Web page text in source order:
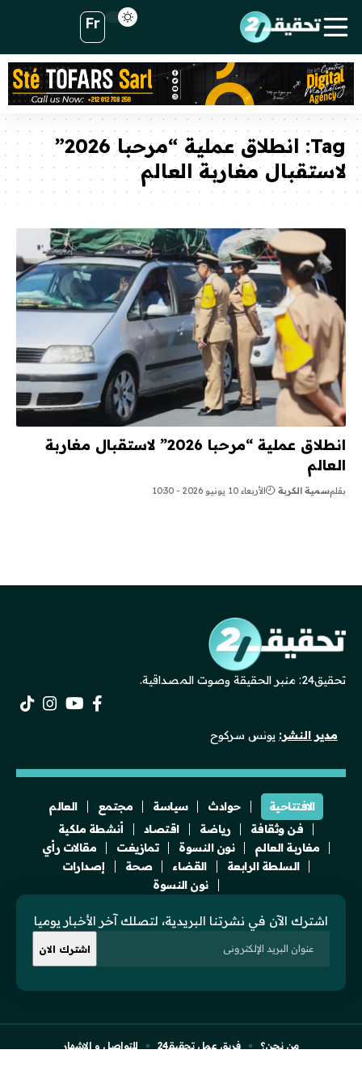
Fr
Tag:
انطلاق عملية “مرحبا 2026”
لاستقبال مغاربة العالم
انطلاق عملية “مرحبا 2026” لاستقبال مغاربة
العالم
بقلمسمية الكربة الأربعاء 10 يونيو 2026 - 10:30
تحقيق24: منبر الحقيقة وصوت المصداقية.
مدير النشر: يونس سركوح
الافتتاحية حوادث سياسة مجتمع
العالم
فن وثقافة
رياضة اقتصاد
أنشطة ملكية
مغاربة العالم
نون النسوة تمازيغت
مقالات رأي
السلطة الرابعة
القضاء صحة
إصدارات
نون النسوة
اشترك الآن في نشرتنا البريدية، لتصلك آخر الأخبار يوميا
من نحن؟ فريق عمل تحقيقـ24
للتواصل و الإشهار